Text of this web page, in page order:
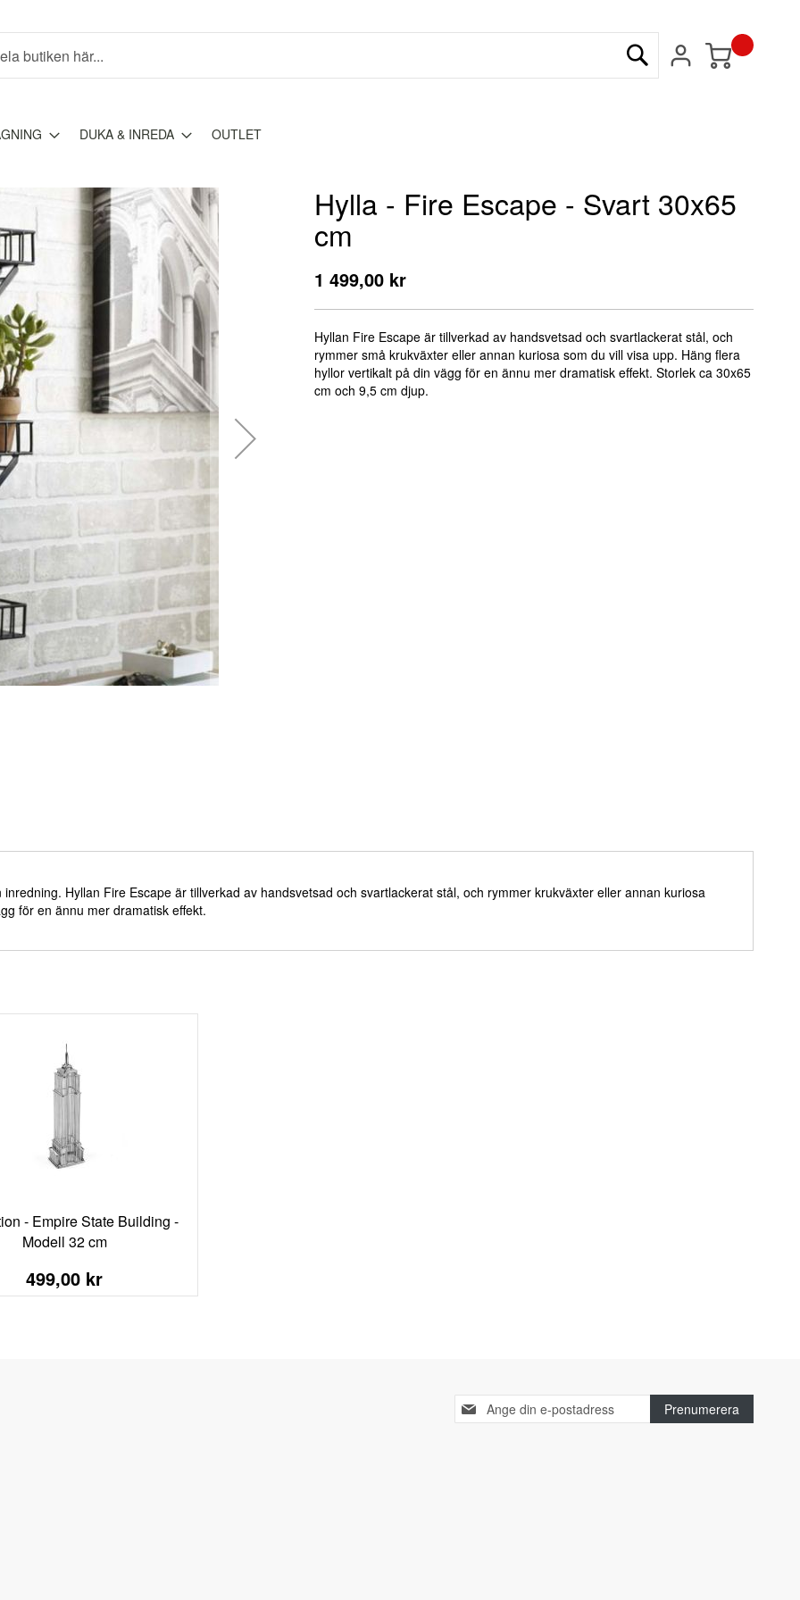
Min kundvagn
DUKA & INREDA OUTLET
Hylla - Fire Escape - Svart 30x65
cm
1 499,00 kr
Hyllan Fire Escape är tillverkad av handsvetsad och svartlackerat stål, och
rymmer små krukväxter eller annan kuriosa som du vill visa upp. Häng flera
hyllor vertikalt på din vägg för en ännu mer dramatisk effekt. Storlek ca 30x65
cm och 9,5 cm djup.
Hyllan Fire Escape är tillverkad av handsvetsad och svartlackerat stål, och rymmer krukväxter eller annan kuriosa
för en ännu mer dramatisk effekt.
- Empire State Building -
Modell 32 cm
499,00 kr
Sign
Up
Prenumerera